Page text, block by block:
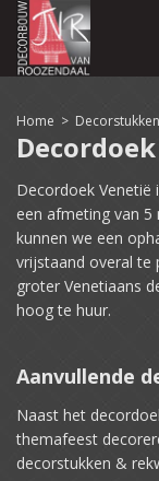
Home > Decorstukken
Decordoek
een afmeting van
kunnen we een
vrijstaand overal te
groter Venetiaans
hoog te huur.
Aanvullende
Naast het
themafeest
decorstukken &